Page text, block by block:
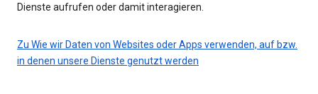
Dienste aufrufen oder damit interagieren.
Zu Wie wir Daten von Websites oder Apps verwenden, auf bzw.
in denen unsere Dienste genutzt werden